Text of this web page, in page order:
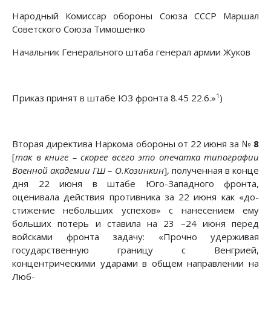
Народный Комиссар обороны Союза СССР Маршал
Советского Союза Тимошенко
Начальник Генерального штаба генерал армии Жуков
Приказ принят в штабе ЮЗ фронта 8.45 22.6.»1)
Вторая директива Наркома обороны от 22 июня за № 8
[так в книге – скорее всего это опечатка типографии
Военной академии ГШ – О.Козинкин], полученная в конце
дня 22 июня в штабе Юго-Западного фронта,
оценивала действия противника за 22 июня как «до­
стижение небольших успехов» с нанесением ему
больших потерь и ставила на 23 –24 июня перед
войсками фронта задачу: «Прочно удерживая
государственную границу с Венгри­ей,
концентрическими ударами в общем направлении на
Люб-